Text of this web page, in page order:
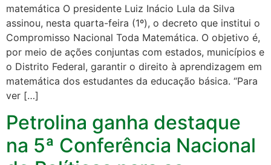
matemática O presidente Luiz Inácio Lula da Silva
assinou, nesta quarta-feira (1º), o decreto que institui o
Compromisso Nacional Toda Matemática. O objetivo é,
por meio de ações conjuntas com estados, municípios e
o Distrito Federal, garantir o direito à aprendizagem em
matemática dos estudantes da educação básica. “Para
ver […]
Petrolina ganha destaque
na 5ª Conferência Nacional